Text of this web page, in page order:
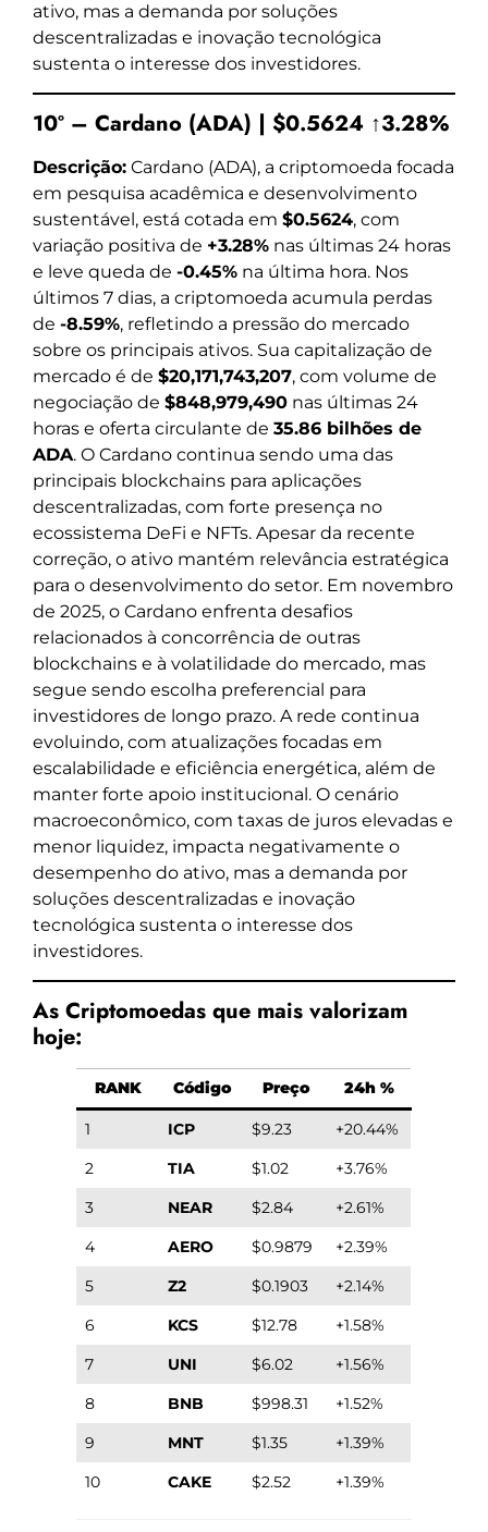
ativo, mas a demanda por soluções
descentralizadas e inovação tecnológica
sustenta o interesse dos investidores.
10º – Cardano (ADA) | $0.5624 ↑3.28%
Descrição: Cardano (ADA), a criptomoeda focada
em pesquisa acadêmica e desenvolvimento
sustentável, está cotada em $0.5624, com
variação positiva de +3.28% nas últimas 24 horas
e leve queda de -0.45% na última hora. Nos
últimos 7 dias, a criptomoeda acumula perdas
de -8.59%, refletindo a pressão do mercado
sobre os principais ativos. Sua capitalização de
mercado é de $20,171,743,207, com volume de
negociação de $848,979,490 nas últimas 24
horas e oferta circulante de 35.86 bilhões de
ADA. O Cardano continua sendo uma das
principais blockchains para aplicações
descentralizadas, com forte presença no
ecossistema DeFi e NFTs. Apesar da recente
correção, o ativo mantém relevância estratégica
para o desenvolvimento do setor. Em novembro
de 2025, o Cardano enfrenta desafios
relacionados à concorrência de outras
blockchains e à volatilidade do mercado, mas
segue sendo escolha preferencial para
investidores de longo prazo. A rede continua
evoluindo, com atualizações focadas em
escalabilidade e eficiência energética, além de
manter forte apoio institucional. O cenário
macroeconômico, com taxas de juros elevadas e
menor liquidez, impacta negativamente o
desempenho do ativo, mas a demanda por
soluções descentralizadas e inovação
tecnológica sustenta o interesse dos
investidores.
As Criptomoedas que mais valorizam
hoje:
RANK Código Preço 24h %
1 ICP $9.23
+20.44%
2
TIA $1.02
+3.76%
3
NEAR $2.84
+2.61%
4
AERO $0.9879
+2.39%
5
Z2 $0.1903
+2.14%
6
KCS $12.78
+1.58%
7
UNI $6.02
+1.56%
8
BNB $998.31
+1.52%
9
MNT $1.35
+1.39%
10
CAKE $2.52 +1.39%